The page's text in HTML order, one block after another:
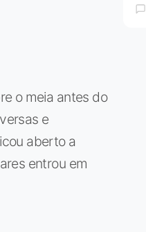
o meia antes do
e
aberto a
entrou em